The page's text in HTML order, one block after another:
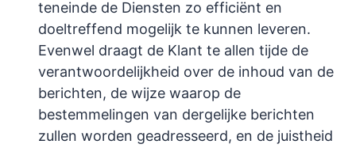
teneinde de Diensten zo efficiënt en
doeltreffend mogelijk te kunnen leveren.
Evenwel draagt de Klant te allen tijde de
verantwoordelijkheid over de inhoud van de
berichten, de wijze waarop de
bestemmelingen van dergelijke berichten
zullen worden geadresseerd, en de juistheid